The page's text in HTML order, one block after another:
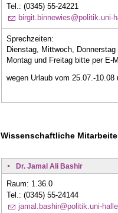
Tel.: (0345) 55-24221
birgit.binnewies@politik.uni-
Sprechzeiten:
Dienstag, Mittwoch, Donnerstag
Montag und Freitag bitte per E-
wegen Urlaub vom 25.07.-
Wissenschaftliche
Dr. Jamal Ali Bashir
Raum: 1.36.0
Tel.: (0345) 55-24144
jamal.bashir@politik.uni-